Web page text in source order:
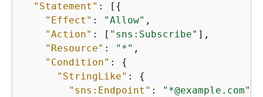
"Statement" : [ {
"Effect" : "Allow" ,
"Action" : [ "sns:Subscribe" ],
"Resource" : "*" ,
"Condition" : {
"StringLike" : {
"sns:Endpoint" :
"*@example.com"